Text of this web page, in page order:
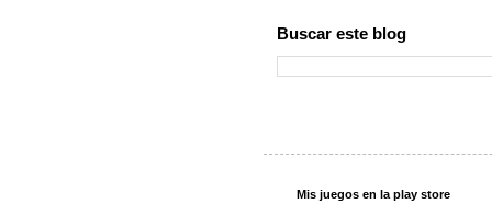
Buscar este blog
Mis juegos en la play store